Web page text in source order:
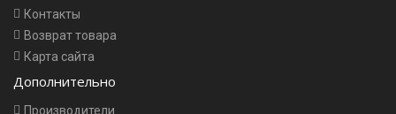
Контакты
Возврат товара
Карта сайта
Дополнительно
Производители